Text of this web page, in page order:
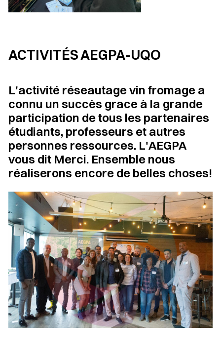
ACTIVITÉS AEGPA-UQO
L'activité réseautage vin fromage a
connu un succès grace à la grande
participation de tous les partenaires
étudiants, professeurs et autres
personnes ressources. L'AEGPA
vous dit Merci. Ensemble nous
réaliserons encore de belles choses!